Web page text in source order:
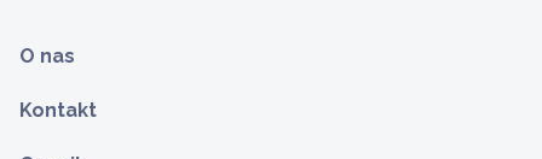
O nas
Kontakt